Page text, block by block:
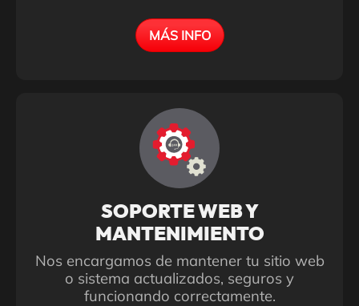
MÁS INFO
SOPORTE WEB Y
MANTENIMIENTO
Nos encargamos de mantener tu sitio web
o sistema actualizados, seguros y
funcionando correctamente.